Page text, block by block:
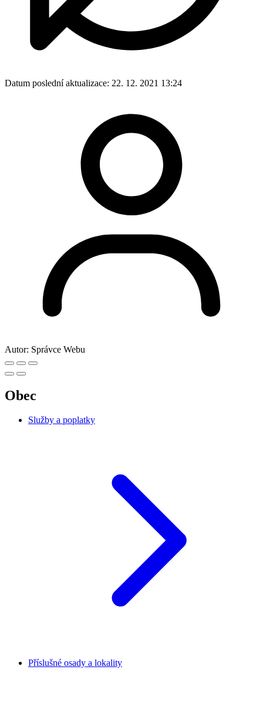
Datum poslední aktualizace: 22. 12. 2021 13:24
Autor: Správce Webu
Obec
Služby a poplatky
Příslušné osady a lokality